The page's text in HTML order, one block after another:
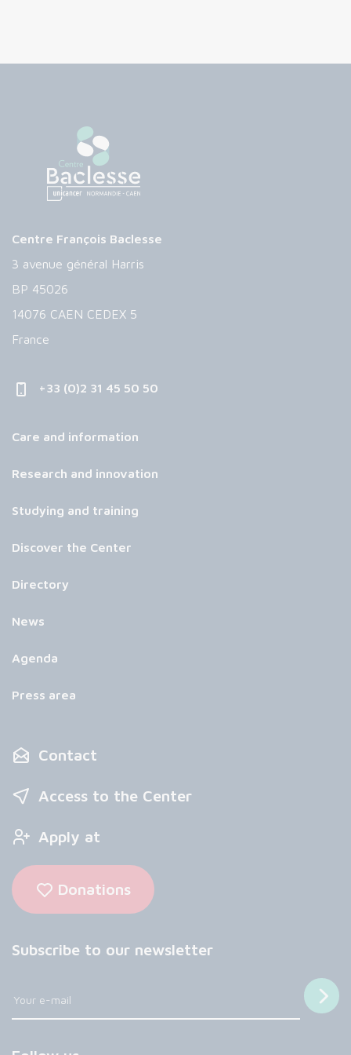
Centre François Baclesse
3 avenue général Harris
BP 45026
14076 CAEN CEDEX 5
France
+33 (0)2 31 45 50 50
Care and information
Research and innovation
Studying and training
Discover the Center
Directory
News
Agenda
Press area
Contact
Access to the Center
Apply at
Donations
Subscribe to our newsletter